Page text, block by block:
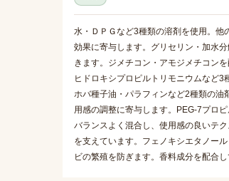
水・ＤＰＧなど3種類の溶剤を使用。他
効果に寄与します。グリセリン・加水
きます。ジメチコン・アモジメチコン
ヒドロキシプロピルトリモニウムなど
ホバ種子油・パラフィンなど2種類の油
用感の調整に寄与します。PEG-7プロ
バランスよく混合し、使用感の良いテ
を支えています。フェノキシエタノー
ビの繁殖を防ぎます。香料成分を配合し